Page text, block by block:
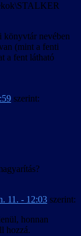
könyvtár nevében
(mint a fenti
a fent látható
szerint:
11. - 12:03 szerint:
honnan
hozzá.